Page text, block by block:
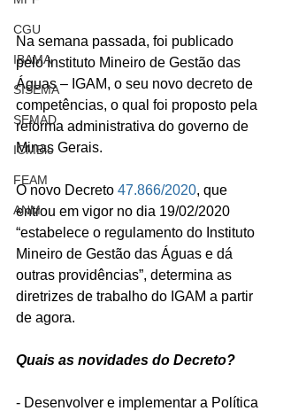
CGU
IBAMA
SISEMA
SEMAD
ICMBio
FEAM
ANM
Na semana passada, foi publicado
pelo Instituto Mineiro de Gestão das
Águas – IGAM, o seu novo decreto de
competências, o qual foi proposto pela
reforma administrativa do governo de
Minas Gerais.
O novo Decreto 47.866/2020, que
entrou em vigor no dia 19/02/2020
“estabelece o regulamento do Instituto
Mineiro de Gestão das Águas e dá
outras providências”, determina as
diretrizes de trabalho do IGAM a partir
de agora.
Quais as novidades do Decreto?
- Desenvolver e implementar a Política